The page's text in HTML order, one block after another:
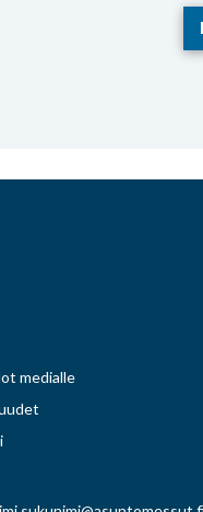
medialle